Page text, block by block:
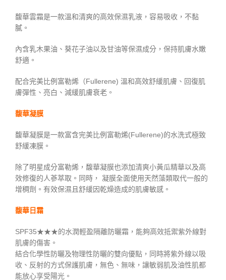
馥華雲霜是一款溫和清爽的高效保濕乳液，容易吸收，不黏
膩。
內含乳木果油、葵花子油以及甘油等保濕成分，保持肌膚水嫩
舒適。
配合完美比例富勒烯（Fullerene) 溫和高效舒緩肌膚、回復肌
膚彈性、亮白、減緩肌膚衰老。
馥華凝膜
馥華凝膜是一款富含完美比例富勒烯(Fullerene)的水洗式極致
舒緩凍膜。
除了明星成分富勒烯，馥華凝膜也添加清爽小黃瓜精華以及高
效修復的人蔘萃取。同時， 凝膜全面使用天然藻類取代一般的
增稠劑。有效保濕且舒緩因乾燥造成的肌膚敏感。
馥華日霜
SPF35★★★的水潤輕盈隔離防曬霜，能夠高效抵禦紫外線對
肌膚的傷害。
結合化學性防曬及物理性防曬的雙向優點，同時將紫外線以吸
收、反射的方式保護肌膚，無色、無味，讓敏弱肌及油性肌都
能放心享受陽光。